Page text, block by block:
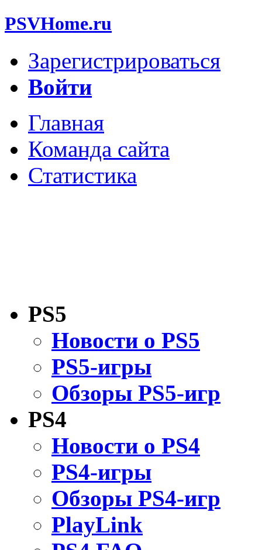
PSVHome.ru
Зарегистрироваться
Войти
Главная
Команда сайта
Статистика
PS5
Новости о PS5
PS5-игры
Обзоры PS5-игр
PS4
Новости о PS4
PS4-игры
Обзоры PS4-игр
PlayLink